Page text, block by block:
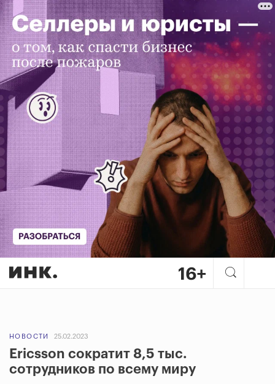
НОВОСТИ 25.02.2023
Ericsson сократит 8,5 тыс.
сотрудников по всему миру